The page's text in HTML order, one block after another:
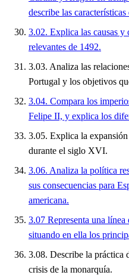
describe las
3.02. Explica las causas y
relevantes de 1492.
3.03. Analiza las
Portugal y los objetivos
3.04. Compara los
Felipe II, y explica los
3.05. Explica la
durante el siglo XVI.
3.06. Analiza la política
sus consecuencias para
americana.
3.07 Representa una
situando en ella los
3.08. Describe la práctica
crisis de la monarquía.